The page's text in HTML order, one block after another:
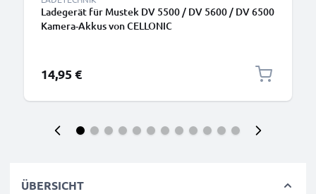
Ladegerät für Mustek DV 5500 / DV 5600 / DV 6500
Kamera-Akkus von CELLONIC
14,95 €
ÜBERSICHT